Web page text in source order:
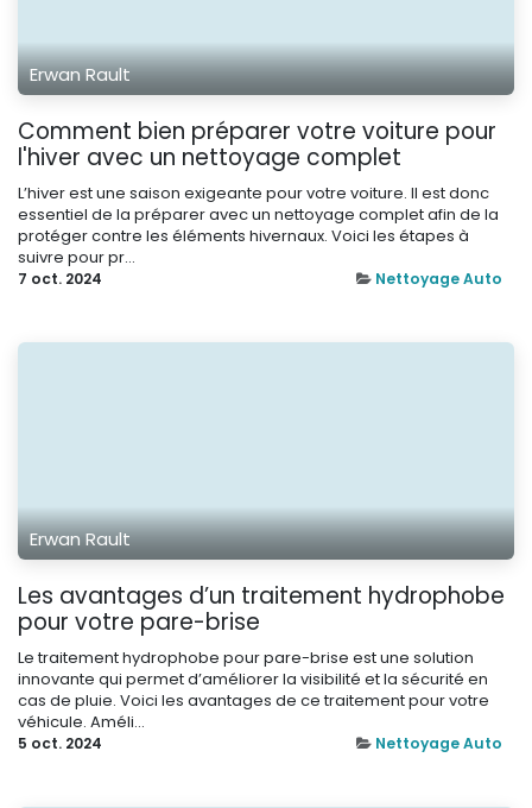
Erwan Rault
Comment bien préparer votre voiture pour
l'hiver avec un nettoyage complet
L’hiver est une saison exigeante pour votre voiture. Il est donc
essentiel de la préparer avec un nettoyage complet afin de la
protéger contre les éléments hivernaux. Voici les étapes à
suivre pour pr...
7 oct. 2024 Nettoyage Auto
Erwan Rault
Les avantages d’un traitement hydrophobe
pour votre pare-brise
Le traitement hydrophobe pour pare-brise est une solution
innovante qui permet d’améliorer la visibilité et la sécurité en
cas de pluie. Voici les avantages de ce traitement pour votre
véhicule. Améli...
5 oct. 2024 Nettoyage Auto